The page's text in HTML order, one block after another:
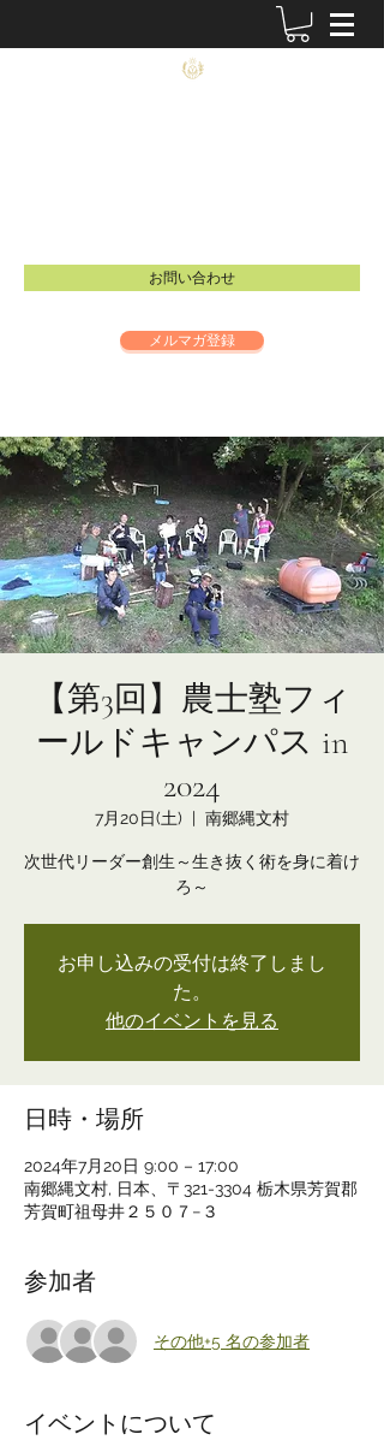
お問い合わせ
メルマガ登録
【第3回】農士塾フィ
ールドキャンパス in
2024
7月20日(土)
  |
南郷縄文村
次世代リーダー創生～生き抜く術を身に着け
ろ～
お申し込みの受付は終了しまし
た。
他のイベントを見る
日時・場所
2024年7月20日 9:00 – 17:00
南郷縄文村, 日本、〒321-3304 栃木県芳賀郡
芳賀町祖母井２５０７−３
参加者
その他+5 名の参加者
イベントについて